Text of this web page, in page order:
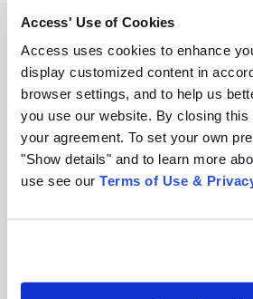
Access' Use of Cookies
Access uses cookies to enhance
display customized content in
browser settings, and to help us
you use our website. By closing this
your agreement. To set your own
"Show details" and to learn more
use see our Terms of Use &
Related
View all